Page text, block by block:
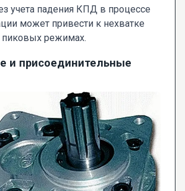
учета падения КПД в процессе
может привести к нехватке
пиковых режимах.
и присоединительные